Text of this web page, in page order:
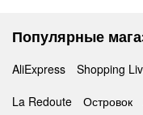
Популярные
AliExpress Shopping
La Redoute
Островок